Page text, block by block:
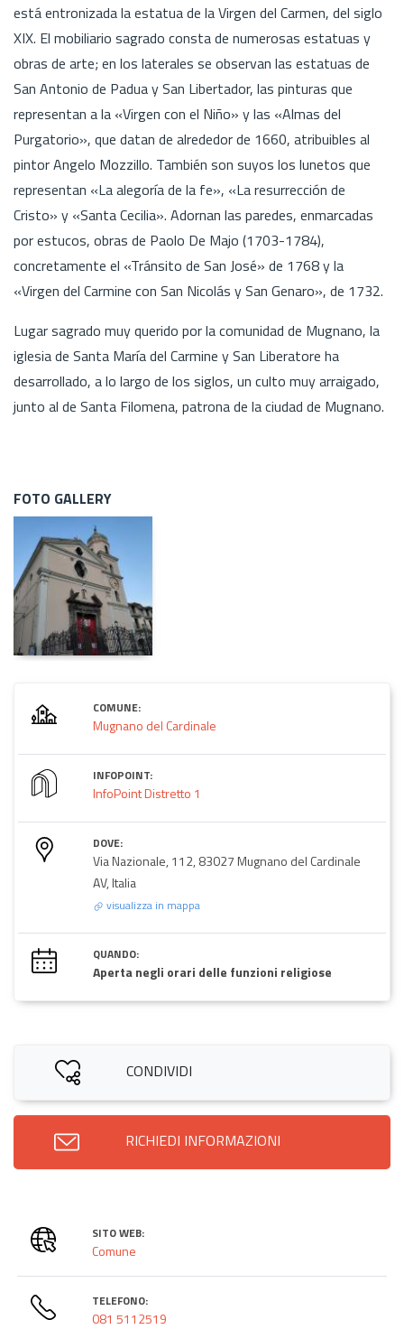
está entronizada la estatua de la Virgen del Carmen, del siglo
XIX. El mobiliario sagrado consta de numerosas estatuas y
obras de arte; en los laterales se observan las estatuas de
San Antonio de Padua y San Libertador, las pinturas que
representan a la «Virgen con el Niño» y las «Almas del
Purgatorio», que datan de alrededor de 1660, atribuibles al
pintor Angelo Mozzillo. También son suyos los lunetos que
representan «La alegoría de la fe», «La resurrección de
Cristo» y «Santa Cecilia». Adornan las paredes, enmarcadas
por estucos, obras de Paolo De Majo (1703-1784),
concretamente el «Tránsito de San José» de 1768 y la
«Virgen del Carmine con San Nicolás y San Genaro», de 1732.
Lugar sagrado muy querido por la comunidad de Mugnano, la
iglesia de Santa María del Carmine y San Liberatore ha
desarrollado, a lo largo de los siglos, un culto muy arraigado,
junto al de Santa Filomena, patrona de la ciudad de Mugnano.
FOTO GALLERY
COMUNE:
Mugnano del Cardinale
INFOPOINT:
InfoPoint Distretto 1
DOVE:
Via Nazionale, 112, 83027 Mugnano del Cardinale
AV, Italia
visualizza in mappa
QUANDO:
Aperta negli orari delle funzioni religiose
CONDIVIDI
RICHIEDI INFORMAZIONI
SITO WEB:
Comune
TELEFONO:
081 5112519